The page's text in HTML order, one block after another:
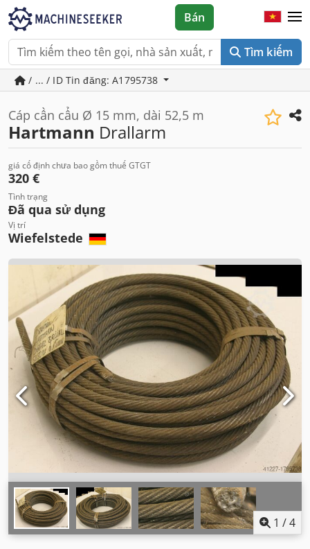
Tìm kiếm
Bán
/ ... / ID Tin đăng: A1795738
Cáp cần cẩu Ø 15 mm, dài 52,5 m
Hartmann Drallarm
giá cố định chưa bao gồm thuế GTGT
320 €
Tình trạng
Đã qua sử dụng
Vị trí
Wiefelstede
1 /4